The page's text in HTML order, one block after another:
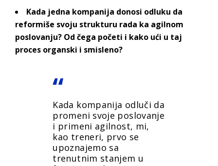
Kada jedna kompanija donosi odluku da
reformiše svoju strukturu rada ka agilnom
poslovanju? Od čega početi i kako ući u taj
proces organski i smisleno?
Kada kompanija odluči da
promeni svoje poslovanje
i primeni agilnost, mi,
kao treneri, prvo se
upoznajemo sa
trenutnim stanjem u